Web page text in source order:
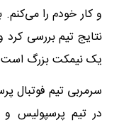
و کار خودم را می‌کنم.
نتایج تیم بررسی کرد
یک نیمکت بزرگ است
سرمربی تیم فوتبال
در تیم پرسپولیس